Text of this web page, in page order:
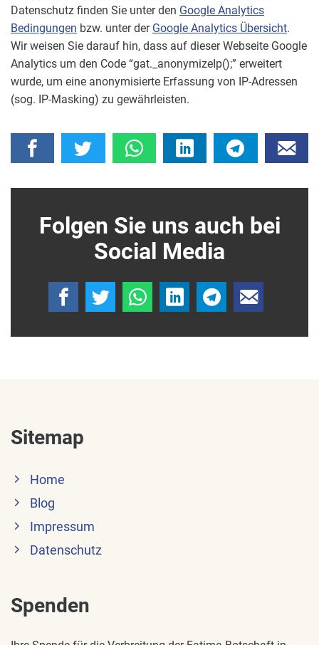
Datenschutz finden Sie unter den Google Analytics
Bedingungen bzw. unter der Google Analytics Übersicht.
Wir weisen Sie darauf hin, dass auf dieser Webseite Google
Analytics um den Code “gat._anonymizeIp();” erweitert
wurde, um eine anonymisierte Erfassung von IP-Adressen
(sog. IP-Masking) zu gewährleisten.
Folgen Sie uns auch bei
Social Media
Sitemap
Home
Blog
Impressum
Datenschutz
Spenden